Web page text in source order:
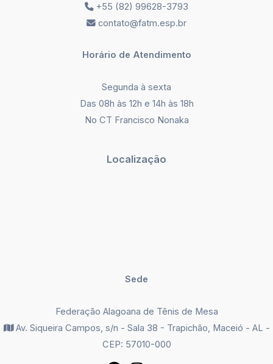
+55 (82) 99628-3793
contato@fatm.esp.br
Horário de Atendimento
Segunda à sexta
Das 08h às 12h e 14h às 18h
No CT Francisco Nonaka
Localização
Sede
Federação Alagoana de Tênis de Mesa
Av. Siqueira Campos, s/n - Sala 38 - Trapichão, Maceió - AL -
CEP: 57010-000